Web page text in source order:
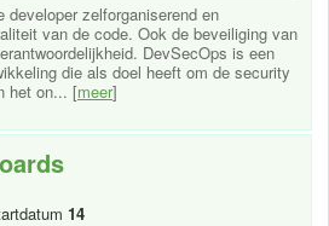
zelforganiserend en
van de code. Ook de beveiliging van
DevSecOps is een
die als doel heeft om de security
het on... [meer]
14